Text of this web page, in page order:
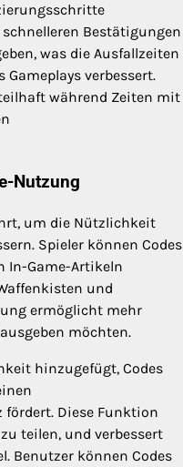
Bestätigungen
was die Ausfallzeiten
verbessert.
während Zeiten mit
Nutzung
um die Nützlichkeit
Spieler können Codes
In-Game-Artikeln
und
ermöglicht mehr
möchten.
hinzugefügt, Codes
Diese Funktion
teilen, und verbessert
Benutzer können Codes